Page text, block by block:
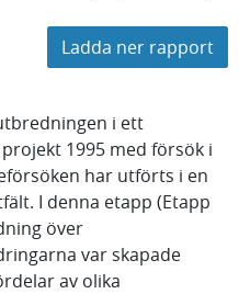
Ladda ner rapport
i ett
1995 med försök i
har utförts i en
I denna etapp (Etapp
över
var skapade
av olika